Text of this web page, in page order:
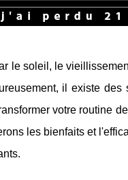
le soleil, le
il existe
votre routine
les bienfaits et